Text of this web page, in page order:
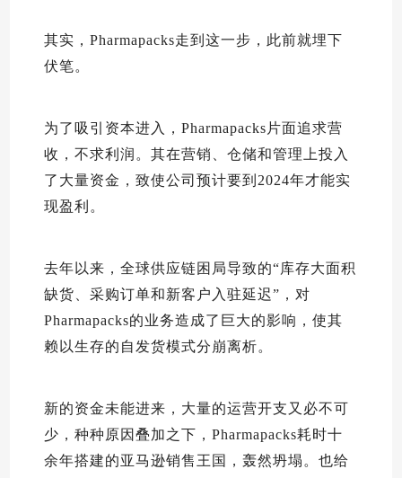
其实，Pharmapacks走到这一步，此前就埋下
伏笔。
为了吸引资本进入，Pharmapacks片面追求营
收，不求利润。其在营销、仓储和管理上投入
了大量资金，致使公司预计要到2024年才能实
现盈利。
去年以来，全球供应链困局导致的“库存大面积
缺货、采购订单和新客户入驻延迟”，对
Pharmapacks的业务造成了巨大的影响，使其
赖以生存的自发货模式分崩离析。
新的资金未能进来，大量的运营开支又必不可
少，种种原因叠加之下，Pharmapacks耗时十
余年搭建的亚马逊销售王国，轰然坍塌。也给